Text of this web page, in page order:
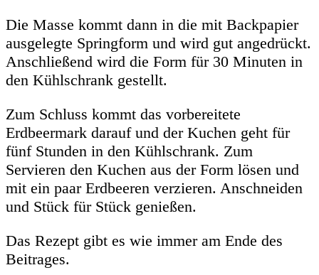
Die Masse kommt dann in die mit Backpapier
ausgelegte Springform und wird gut angedrückt.
Anschließend wird die Form für 30 Minuten in
den Kühlschrank gestellt.
Zum Schluss kommt das vorbereitete
Erdbeermark darauf und der Kuchen geht für
fünf Stunden in den Kühlschrank. Zum
Servieren den Kuchen aus der Form lösen und
mit ein paar Erdbeeren verzieren. Anschneiden
und Stück für Stück genießen.
Das Rezept gibt es wie immer am Ende des
Beitrages.